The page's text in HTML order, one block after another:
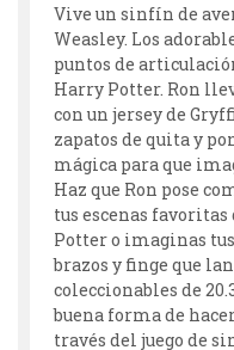
Vive un sinfín de
Weasley. Los
puntos de
Harry Potter. Ron
con un jersey de
zapatos de quita y
mágica para que
Haz que Ron pose
tus escenas
Potter o imaginas
brazos y finge que
coleccionables de
buena forma de
través del juego de